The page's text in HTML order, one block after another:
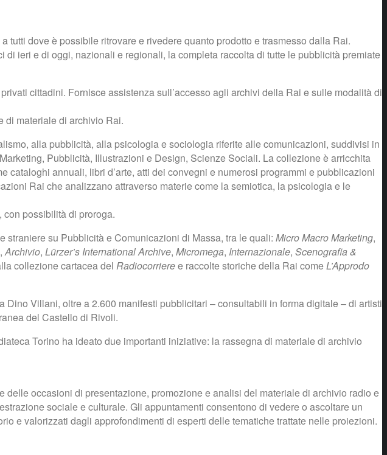
dove è possibile ritrovare e rivedere quanto prodotto e trasmesso dalla Rai.
ieri e di oggi, nazionali e regionali, la completa raccolta di tutte le pubblicità premiate
cittadini. Fornisce assistenza sull’accesso agli archivi della Rai e sulle modalità di
di materiale di archivio Rai.
alla pubblicità, alla psicologia e sociologia riferite alle comunicazioni, suddivisi in
Pubblicità, Illustrazioni e Design, Scienze Sociali. La collezione è arricchita
annuali, libri d’arte, atti dei convegni e numerosi programmi e pubblicazioni
Rai che analizzano attraverso materie come la semiotica, la psicologia e le
possibilità di proroga.
su Pubblicità e Comunicazioni di Massa, tra le quali: Micro Macro Marketing,
,Archivio, Lürzer’s International Archive, Micromega, Internazionale, Scenografia &
collezione cartacea del Radiocorrieree raccolte storiche della Rai comeL’Approdo
Villani, oltre a 2.600 manifesti pubblicitari – consultabili in forma digitale – di artisti
del Castello di Rivoli.
Torino ha ideato due importanti iniziative: la rassegna di materiale di archivio
delle occasioni di presentazione, promozione e analisi del materiale di archivio radio e
sociale e culturale. Gli appuntamenti consentono di vedere o ascoltare un
e valorizzati dagli approfondimenti di esperti delle tematiche trattate nelle proiezioni.